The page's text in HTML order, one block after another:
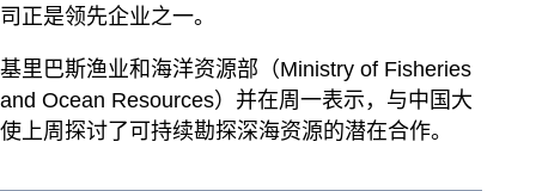
司正是领先企业之一。
基里巴斯渔业和海洋资源部（Ministry of Fisheries
and Ocean Resources）并在周一表示，与中国大
使上周探讨了可持续勘探深海资源的潜在合作。